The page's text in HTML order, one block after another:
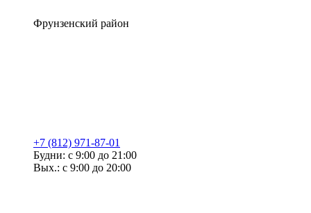
Фрунзенский район
+7 (812) 971-87-01
Будни: с 9:00 до 21:00
Вых.: с 9:00 до 20:00